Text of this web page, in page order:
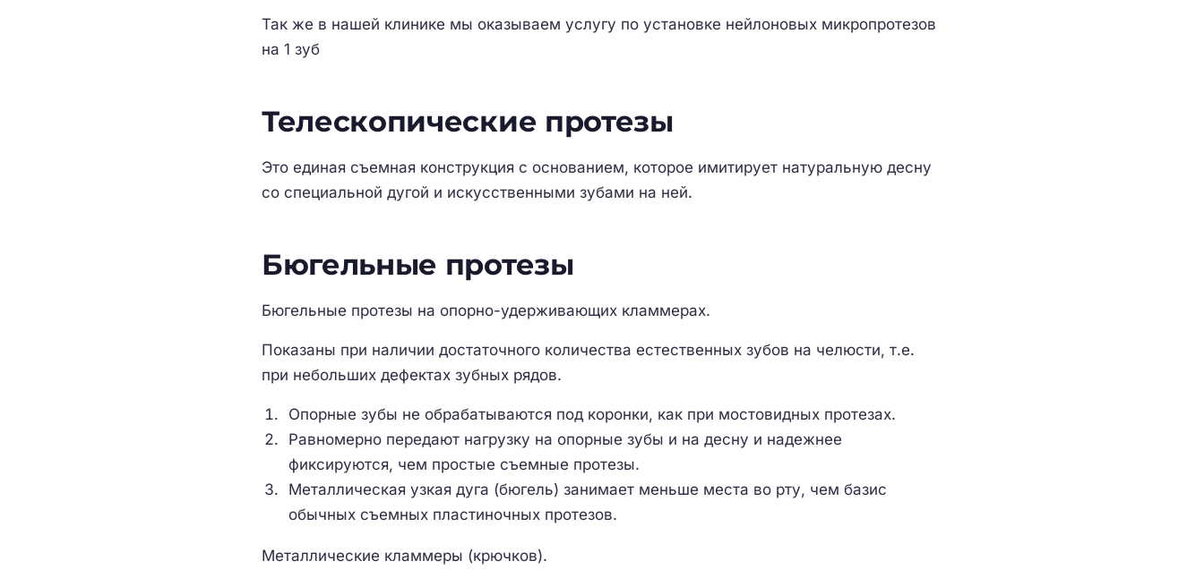
Так же в нашей клинике мы оказываем услугу по установке нейлоновых микропротезов
на 1 зуб
Телескопические протезы
Это единая съемная конструкция с основанием, которое имитирует натуральную десну
со специальной дугой и искусственными зубами на ней.
Бюгельные протезы
Бюгельные протезы на опорно-удерживающих кламмерах.
Показаны при наличии достаточного количества естественных зубов на челюсти, т.е.
при небольших дефектах зубных рядов.
Опорные зубы не обрабатываются под коронки, как при мостовидных протезах.
Равномерно передают нагрузку на опорные зубы и на десну и надежнее
фиксируются, чем простые съемные протезы.
Металлическая узкая дуга (бюгель) занимает меньше места во рту, чем базис
обычных съемных пластиночных протезов.
Металлические кламмеры (крючков).